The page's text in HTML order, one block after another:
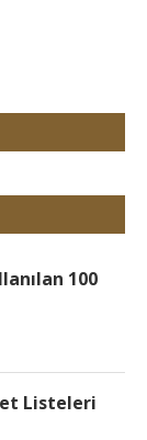
100
Listeleri